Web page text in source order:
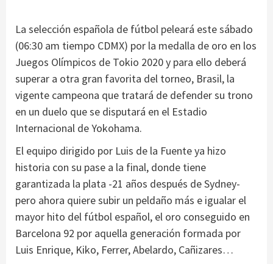
La selección española de fútbol peleará este sábado
(06:30 am tiempo CDMX) por la medalla de oro en los
Juegos Olímpicos de Tokio 2020 y para ello deberá
superar a otra gran favorita del torneo, Brasil, la
vigente campeona que tratará de defender su trono
en un duelo que se disputará en el Estadio
Internacional de Yokohama.
El equipo dirigido por Luis de la Fuente ya hizo
historia con su pase a la final, donde tiene
garantizada la plata -21 años después de Sydney-
pero ahora quiere subir un peldaño más e igualar el
mayor hito del fútbol español, el oro conseguido en
Barcelona 92 por aquella generación formada por
Luis Enrique, Kiko, Ferrer, Abelardo, Cañizares…